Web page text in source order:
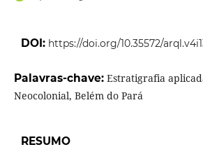
DOI: https://doi.org/10.35572/
Palavras-chave: Estratigrafia
Neocolonial, Belém do Pará
RESUMO